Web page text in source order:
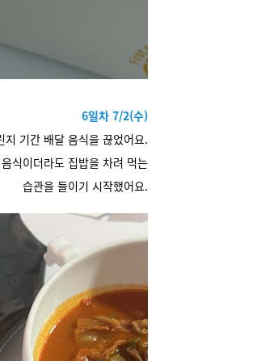
6일차 7/2(수)
지 기간 배달 음식을 끊었어요.
식이더라도 집밥을 차려 먹는
습관을 들이기 시작했어요.